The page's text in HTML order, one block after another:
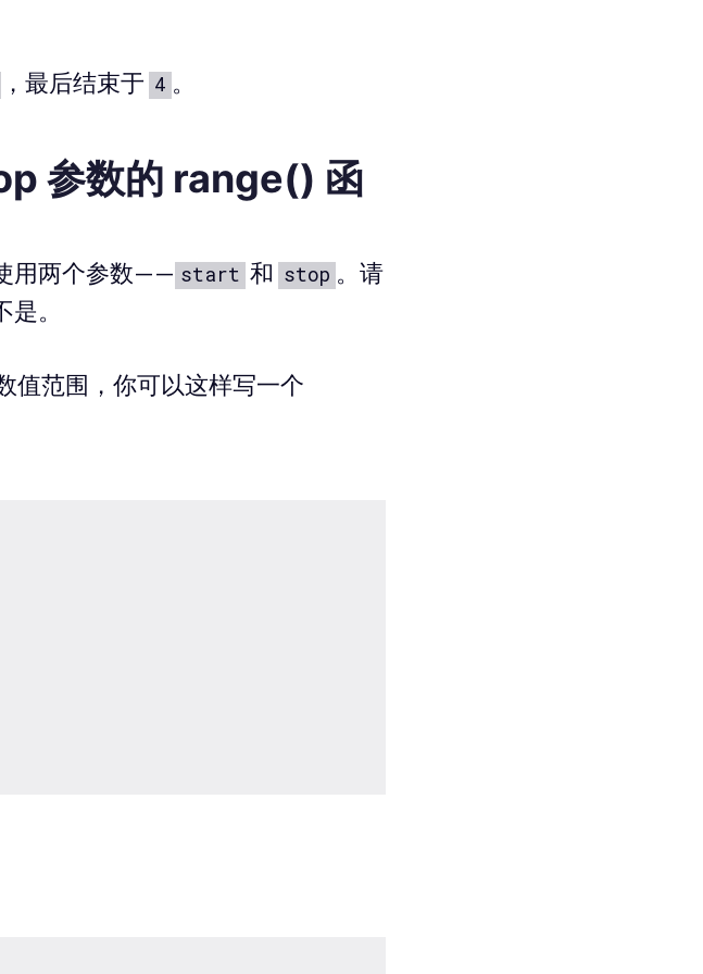
，最后结束于 4 。
参数的 range() 函
用两个参数—— start 和 stop 。请
。
值范围，你可以这样写一个